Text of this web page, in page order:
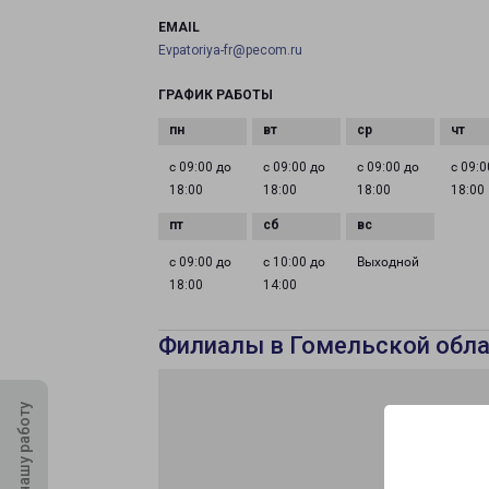
EMAIL
Evpatoriya-fr@pecom.ru
ГРАФИК РАБОТЫ
с 09:00 до
18:00
с 09:00 до
18:00
с 09:00 до
18:00
с
18:00
с 09:00 до
18:00
с 10:00 до
14:00
Выходной
Филиалы в Гомельской